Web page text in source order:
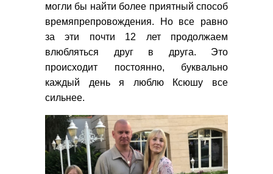
могли бы найти более приятный способ
времяпрепровождения. Но все равно
за эти почти 12 лет продолжаем
влюбляться друг в друга. Это
происходит постоянно, буквально
каждый день я люблю Ксюшу все
сильнее.